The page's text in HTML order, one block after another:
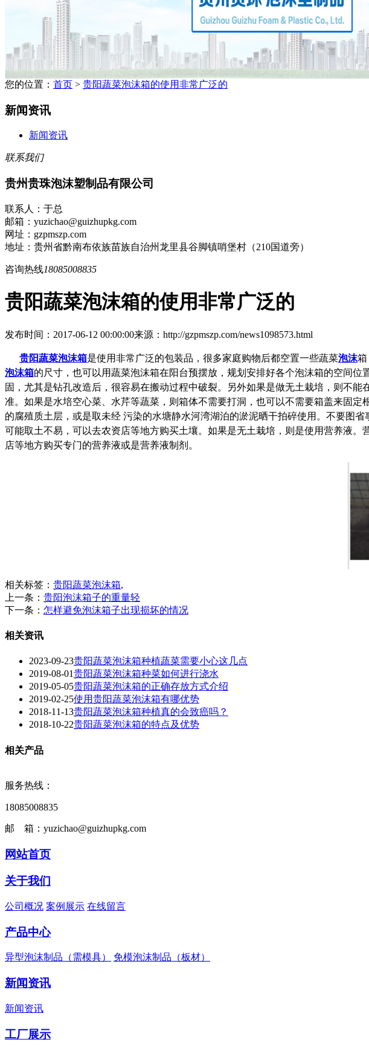
您的位置： 首页 > 贵阳蔬菜泡沫箱的使用非常广泛的
新闻资讯
新闻资讯
联系我们
贵州贵珠泡沫塑制品有限公司
联系人：于总
邮箱：yuzichao@guizhupkg.com
网址：gzpmszp.com
地址：贵州省黔南布依族苗族自治州龙里县谷脚镇哨堡村（210国道旁）
咨询热线18085008835
贵阳蔬菜泡沫箱的使用非常广泛的
发布时间：2017-06-12 00:00:00来源：http://gzpmszp.com/news1098573.html
贵阳蔬菜泡沫箱是使用非常广泛的包装品，很多家庭购物后都空置一些蔬菜泡沫箱
泡沫箱的尺寸，也可以用蔬菜泡沫箱在阳台预摆放，规划安排好各个泡沫箱的空间
固，尤其是钻孔改造后，很容易在搬动过程中破裂。另外如果是做无土栽培，则不能
准。如果是水培空心菜、水芹等蔬菜，则箱体不需要打洞，也可以不需要箱盖来固定
的腐殖质土层，或是取未经 污染的水塘静水河湾湖泊的淤泥晒干拍碎使用。不要图
可能取土不易，可以去农资店等地方购买土壤。如果是无土栽培，则是使用营养液
店等地方购买专门的营养液或是营养液制剂。
相关标签： 贵阳蔬菜泡沫箱,
上一条： 贵阳泡沫箱子的重量轻
下一条： 怎样避免泡沫箱子出现损坏的情况
相关资讯
2023-09-23贵阳蔬菜泡沫箱种植蔬菜需要小心这几点
2019-08-01贵阳蔬菜泡沫箱种菜如何进行浇水
2019-05-05贵阳蔬菜泡沫箱的正确存放方式介绍
2019-02-25使用贵阳蔬菜泡沫箱有哪优势
2018-11-13贵阳蔬菜泡沫箱种植真的会致癌吗？
2018-10-22贵阳蔬菜泡沫箱的特点及优势
相关产品
服务热线：
18085008835
邮 箱：yuzichao@guizhupkg.com
网站首页
关于我们
公司概况 案例展示 在线留言
产品中心
异型泡沫制品（需模具） 免模泡沫制品（板材）
新闻资讯
新闻资讯
工厂展示